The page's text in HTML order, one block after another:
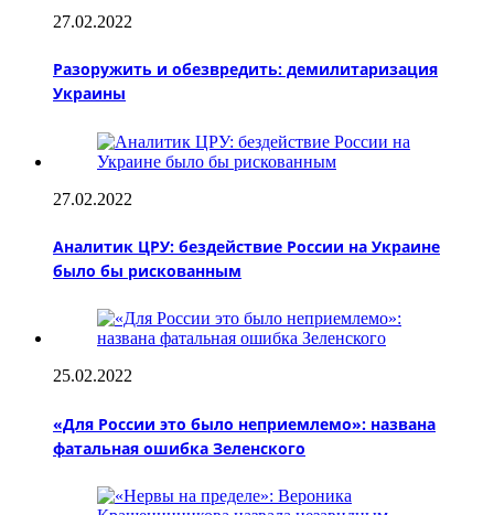
27.02.2022
Разоружить и обезвредить: демилитаризация
Украины
27.02.2022
Аналитик ЦРУ: бездействие России на Украине
было бы рискованным
25.02.2022
«Для России это было неприемлемо»: названа
фатальная ошибка Зеленского